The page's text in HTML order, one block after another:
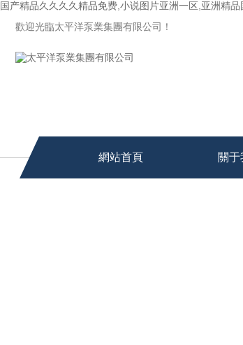
国产精品久久久久精品免费,小说图片亚洲一区,亚洲精
歡迎光臨太平洋泵業集團有限公司！
網站首頁 關于